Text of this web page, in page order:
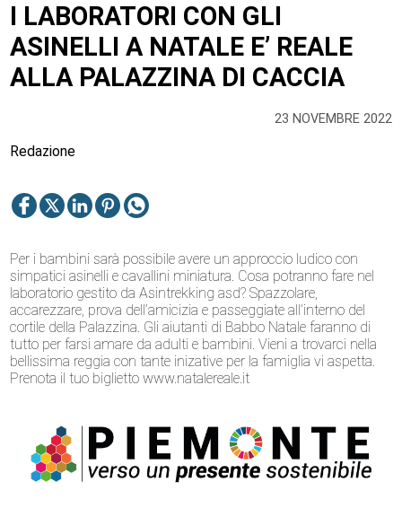
23 NOVEMBRE 2022
I LABORATORI CON GLI
ASINELLI A NATALE E’ REALE
ALLA PALAZZINA DI CACCIA
Redazione
Per i bambini sarà possibile avere un approccio ludico con
simpatici asinelli e cavallini miniatura. Cosa potranno fare nel
laboratorio gestito da Asintrekking asd? Spazzolare,
accarezzare, prova dell’amicizia e passeggiate all’interno del
cortile della Palazzina. Gli aiutanti di Babbo Natale faranno di
tutto per farsi amare da adulti e bambini. Vieni a trovarci nella
bellissima reggia con tante inizative per la famiglia vi aspetta.
Prenota il tuo biglietto www.natalereale.it